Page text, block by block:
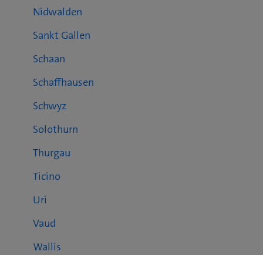
Nidwalden
Sankt Gallen
Schaan
Schaffhausen
Schwyz
Solothurn
Thurgau
Ticino
Uri
Vaud
Wallis